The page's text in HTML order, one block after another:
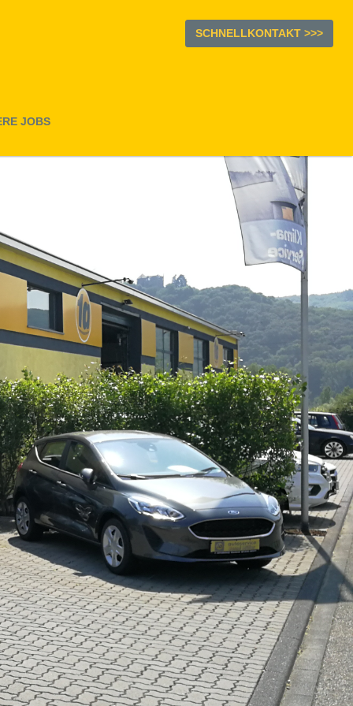
JOBS
SCHNELLKONTAKT >>>
Echte Reparaturen....
Wir fahren elektrisch.... Sie bald auch ?